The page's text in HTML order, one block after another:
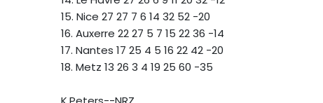
15. Nice 27 27 7 6 14 32 52 -20
16. Auxerre 22 27 5 7 15 22 36 -14
17. Nantes 17 25 4 5 16 22 42 -20
18. Metz 13 26 3 4 19 25 60 -35